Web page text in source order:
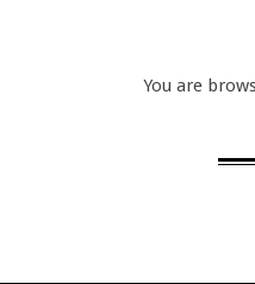
You are